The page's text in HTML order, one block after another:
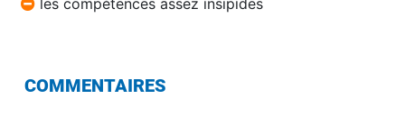
COMMENTAIRES